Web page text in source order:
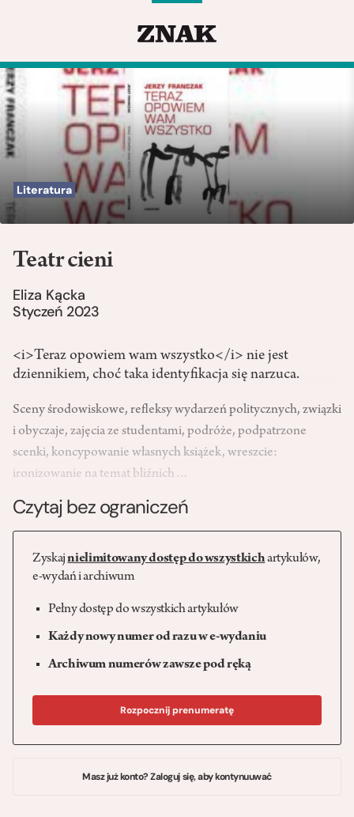
Literatura
Teatr cieni
Eliza Kącka
Styczeń 2023
<i>Teraz opowiem wam wszystko</i> nie jest
dziennikiem, choć taka identyfikacja się narzuca.
Sceny środowiskowe, refleksy wydarzeń politycznych, związki
i obyczaje, zajęcia ze studentami, podróże, podpatrzone
scenki, koncypowanie własnych książek, wreszcie:
ironizowanie na temat bliźnich…
Czytaj bez ograniczeń
Zyskajnielimitowany dostęp do wszystkichartykułów,
e-wydań i archiwum
Pełny dostęp do wszystkich artykułów
Każdy nowy numer od razu w e-wydaniu
Archiwum numerów zawsze pod ręką
Rozpocznij prenumeratę
Masz już konto? Zaloguj się, aby kontynuuwać